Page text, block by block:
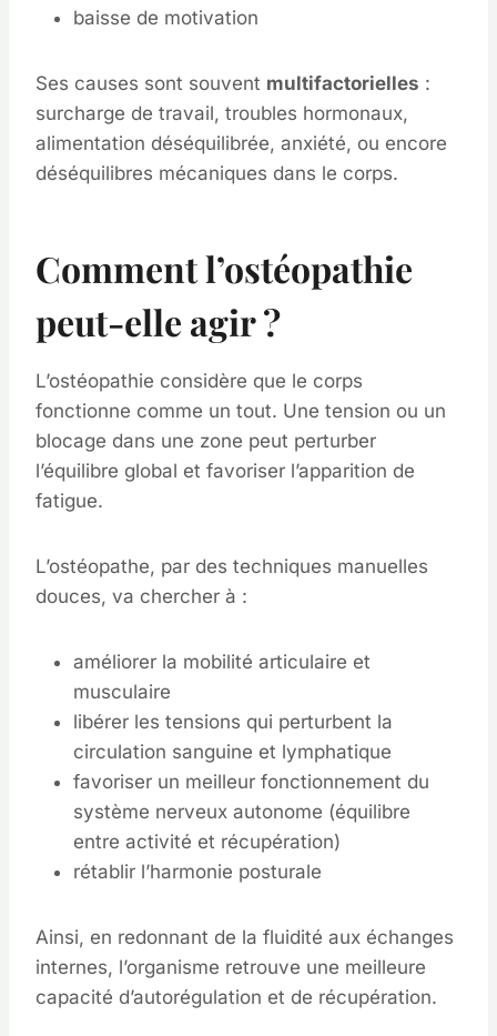
baisse de motivation
Ses causes sont souvent multifactorielles :
surcharge de travail, troubles hormonaux,
alimentation déséquilibrée, anxiété, ou encore
déséquilibres mécaniques dans le corps.
Comment l’ostéopathie
peut-elle agir ?
L’ostéopathie considère que le corps
fonctionne comme un tout. Une tension ou un
blocage dans une zone peut perturber
l’équilibre global et favoriser l’apparition de
fatigue.
L’ostéopathe, par des techniques manuelles
douces, va chercher à :
améliorer la mobilité articulaire et
musculaire
libérer les tensions qui perturbent la
circulation sanguine et lymphatique
favoriser un meilleur fonctionnement du
système nerveux autonome (équilibre
entre activité et récupération)
rétablir l’harmonie posturale
Ainsi, en redonnant de la fluidité aux échanges
internes, l’organisme retrouve une meilleure
capacité d’autorégulation et de récupération.